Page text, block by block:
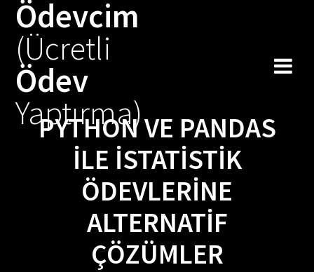
Ödevcim
(Ücretli
Ödev
Yaptırma)
PYTHON VE PANDAS
ILE İSTATISTIK
ÖDEVLERINE
ALTERNATIF
ÇÖZÜMLER